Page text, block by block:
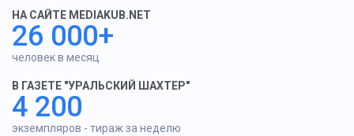
НА САЙТЕ MEDIAKUB.NET
26 000+
человек в месяц
В ГАЗЕТЕ "УРАЛЬСКИЙ ШАХТЕР"
4 200
экземпляров - тираж за неделю